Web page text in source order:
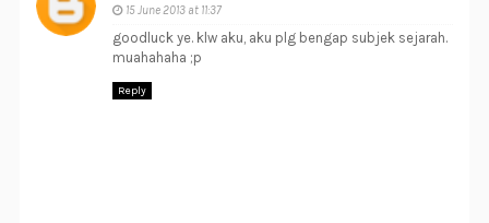
15 June 2013 at 11:37
goodluck ye. klw aku, aku plg bengap subjek sejarah.
muahahaha ;p
Reply